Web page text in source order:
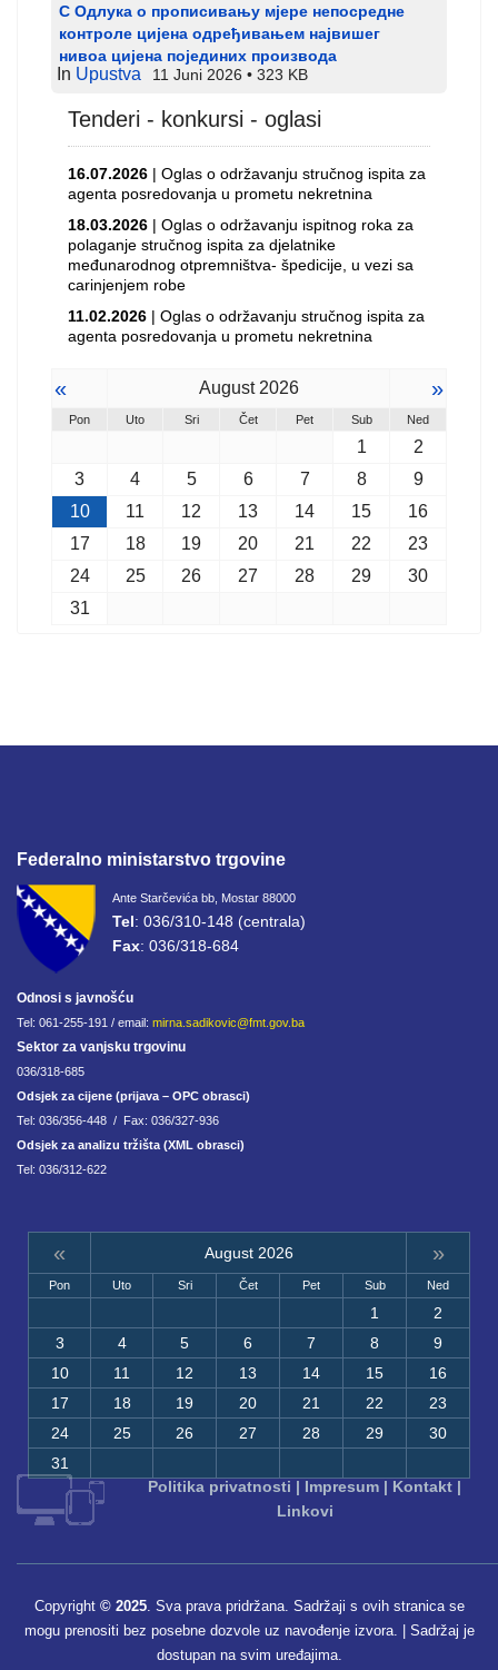
С Одлука о прописивању мјере непосредне
контроле цијена одређивањем највишег
нивоа цијена појединих производа
In Upustva 11 Juni 2026 323 KB
Tenderi - konkursi - oglasi
16.07.2026 | Oglas o održavanju stručnog ispita za
agenta posredovanja u prometu nekretnina
18.03.2026 | Oglas o održavanju ispitnog roka za
polaganje stručnog ispita za djelatnike
međunarodnog otpremništva- špedicije, u vezi sa
carinjenjem robe
11.02.2026 | Oglas o održavanju stručnog ispita za
agenta posredovanja u prometu nekretnina
« August 2026 »
Pon Uto Sri Čet Pet Sub Ned
1
2
3
4 5 6 7 8
9
10
11 12 13 14 15
16
17
18 19 20 21 22
23
24
25 26 27 28 29
30
31
Federalno ministarstvo trgovine
Ante Starčevića bb, Mostar 88000
Tel: 036/310-148 (centrala)
Fax: 036/318-684
Odnosi s javnošću
Tel: 061-255-191 / email: mirna.sadikovic@fmt.gov.ba
Sektor za vanjsku trgovinu
036/318-685
Odsjek za cijene (prijava – OPC obrasci)
Tel: 036/356-448 / Fax: 036/327-936
Odsjek za analizu tržišta (XML obrasci)
Tel: 036/312-622
« August 2026 »
Pon Uto Sri Čet Pet Sub Ned
1
2
3
4 5 6 7 8
9
10
11 12 13 14 15
16
17
18 19 20 21 22
23
24
25 26 27 28 29
30
31
Politika privatnosti | Impresum | Kontakt |
Linkovi
Copyright © 2025. Sva prava pridržana. Sadržaji s ovih stranica se
mogu prenositi bez posebne dozvole uz navođenje izvora. | Sadržaj je
dostupan na svim uređajima.